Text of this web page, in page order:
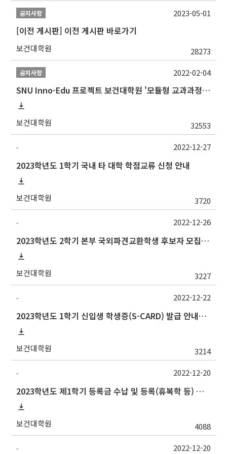
공지사항
[이전 게시판] 이전 게시판 바로가기
보건대학원 28273
2023-05-01
공지사항
SNU Inno-Edu 프로젝트 보건대학원 '모듈형 교과과정' 안내(revised 2022/2/28)
보건대학원 32553
2022-02-04
-
2023학년도 1학기 국내 타 대학 학점교류 신청 안내
보건대학원 3720
2022-12-27
-
2023학년도 2학기 본부 국외파견교환학생 후보자 모집 안내
보건대학원 3227
2022-12-26
-
2023학년도 1학기 신입생 학생증(S-CARD) 발급 안내→출입등록:행정실211호
보건대학원 3214
2022-12-22
-
2023학년도 제1학기 등록금 수납 및 등록(휴복학 등) 일정 안내(등록금 납부 일정 추가)
보건대학원 4088
2022-12-20
- 2022-12-20